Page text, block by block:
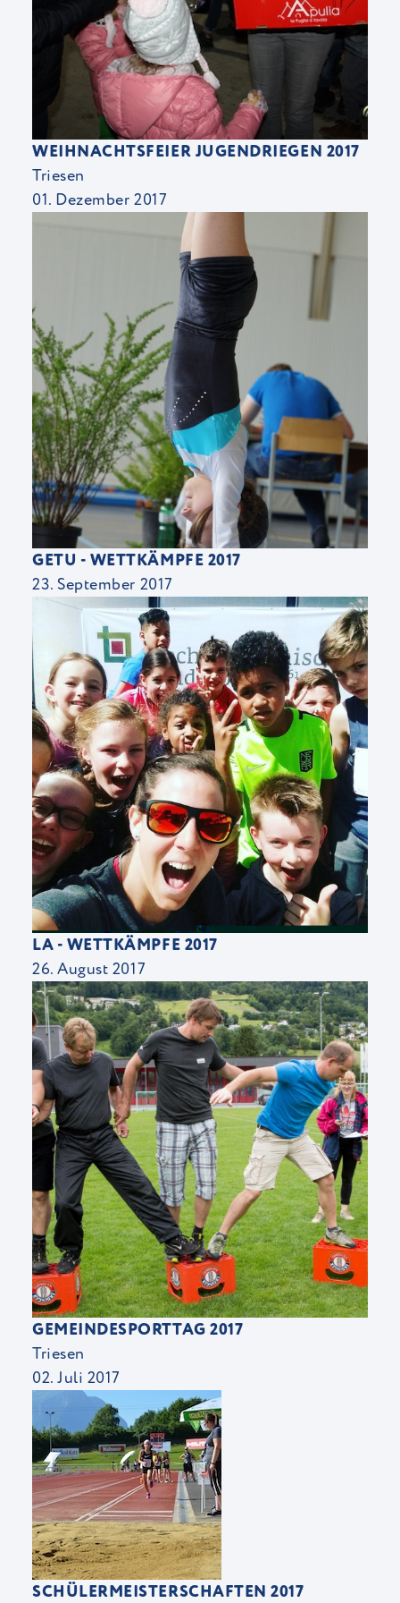
WEIHNACHTSFEIER JUGENDRIEGEN 2017
Triesen
01. Dezember 2017
GETU - WETTKÄMPFE 2017
23. September 2017
LA - WETTKÄMPFE 2017
26. August 2017
GEMEINDESPORTTAG 2017
Triesen
02. Juli 2017
SCHÜLERMEISTERSCHAFTEN 2017